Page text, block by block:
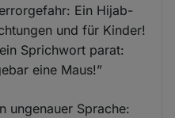
Ein Hijab-
und für Kinder!
Sprichwort parat:
eine Maus!”
ungenauer Sprache: